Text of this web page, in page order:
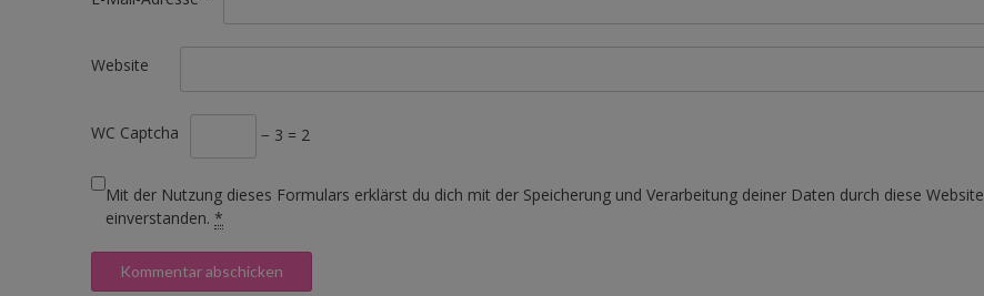
Website
WC Captcha − 3 = 2
Mit der Nutzung dieses Formulars erklärst du dich mit der Speicherung und Verarbeitung deiner Daten durch diese Website
einverstanden. *